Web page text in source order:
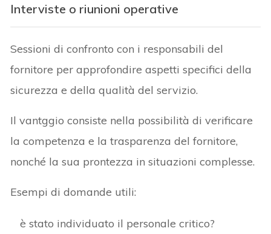
Interviste o riunioni operative
Sessioni di confronto con i responsabili del
fornitore per approfondire aspetti specifici della
sicurezza e della qualità del servizio.
Il vantggio consiste nella possibilità di verificare
la competenza e la trasparenza del fornitore,
nonché la sua prontezza in situazioni complesse.
Esempi di domande utili:
è stato individuato il personale critico?